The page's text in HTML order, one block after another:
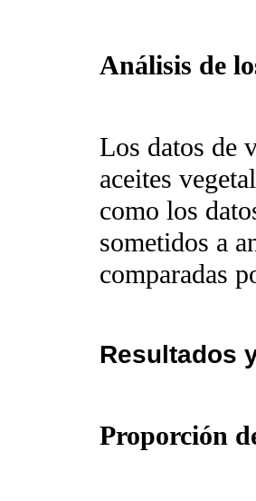
Análisis de
Los datos de
aceites
como los
sometidos a
comparadas
Resultados
Proporción